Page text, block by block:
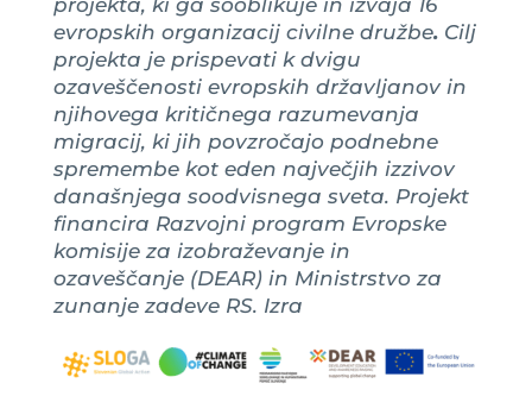
projekta, ki ga sooblikuje in izvaja 16
evropskih organizacij civilne družbe. Cilj
projekta je prispevati k dvigu
ozaveščenosti evropskih državljanov in
njihovega kritičnega razumevanja
migracij, ki jih povzročajo podnebne
spremembe kot eden največjih izzivov
današnjega soodvisnega sveta. Projekt
financira Razvojni program Evropske
komisije za izobraževanje in
ozaveščanje (DEAR) in Ministrstvo za
zunanje zadeve RS. Izra